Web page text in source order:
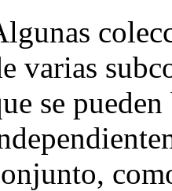
varias
se pueden